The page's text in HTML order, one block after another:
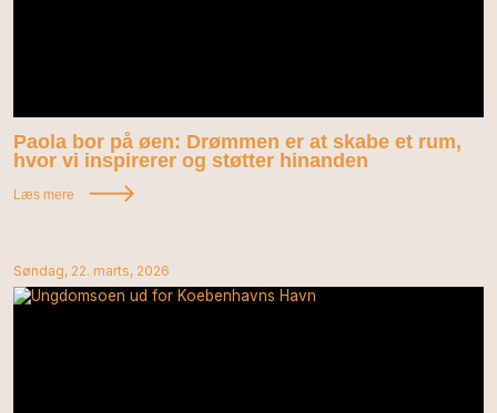
Paola bor på øen: Drømmen er at skabe et rum,
hvor vi inspirerer og støtter hinanden
Læs mere
Søndag, 22. marts, 2026